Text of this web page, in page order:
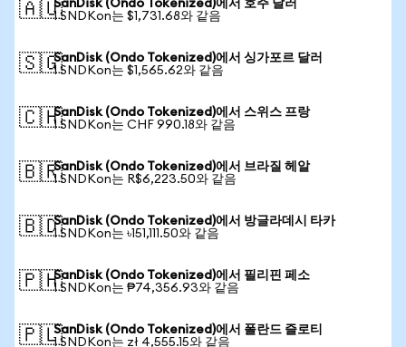
🇦🇺SanDisk (Ondo Tokenized)에서 호주 달러
1 SNDKon는 $1,731.68와 같음
🇸🇬SanDisk (Ondo Tokenized)에서 싱가포르 달러
1 SNDKon는 $1,565.62와 같음
🇨🇭SanDisk (Ondo Tokenized)에서 스위스 프랑
1 SNDKon는 CHF 990.18와 같음
🇧🇷SanDisk (Ondo Tokenized)에서 브라질 헤알
1 SNDKon는 R$6,223.50와 같음
🇧🇩SanDisk (Ondo Tokenized)에서 방글라데시 타카
1 SNDKon는 ৳151,111.50와 같음
🇵🇭SanDisk (Ondo Tokenized)에서 필리핀 페소
1 SNDKon는 ₱74,356.93와 같음
🇵🇱SanDisk (Ondo Tokenized)에서 폴란드 즐로티
1 SNDKon는 zł 4,555.15와 같음